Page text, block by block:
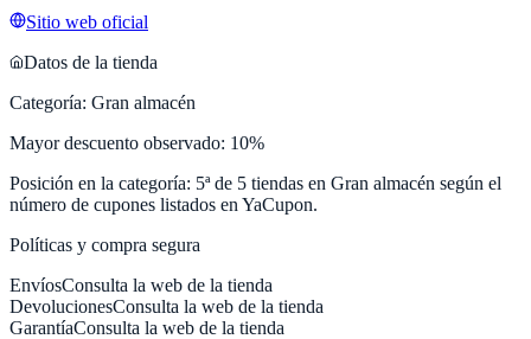
Sitio web oficial
Datos de la tienda
Categoría: Gran almacén
Mayor descuento observado: 10%
Posición en la categoría: 5ª de 5 tiendas en Gran almacén según el
número de cupones listados en YaCupon.
Políticas y compra segura
EnvíosConsulta la web de la tienda
DevolucionesConsulta la web de la tienda
GarantíaConsulta la web de la tienda